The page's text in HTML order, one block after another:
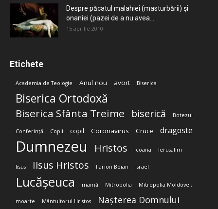
Despre păcatul malahiei (masturbării) şi
onaniei (pazei de a nu avea...
15 aprilie 2010
Etichete
Academia de Teologie Anul nou avort Biserica
Biserica Ortodoxă
Biserica Sfânta Treime biserică Botezul
Conferință Copii copil Coronavirus Cruce dragoste
Dumnezeu Hristos Icoana Ierusalim
Iisus Iisus Hristos Ilarion Boian Israel
Lucășeuca mamă Mitropolia Mitropolia Moldovei;
moarte Mântuitorul Hristos Nașterea Domnului